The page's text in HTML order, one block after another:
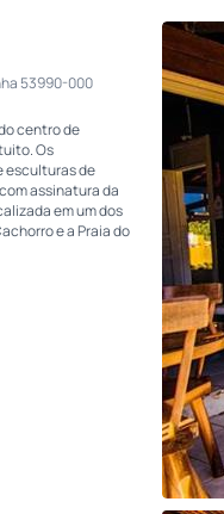
53990-000
centro de
Os
esculturas de
assinatura da
em um dos
e a Praia do